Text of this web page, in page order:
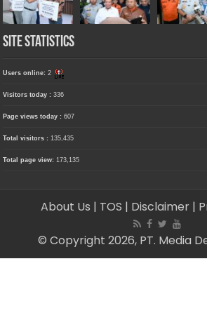
Site Statistics
Users online:2
Visitors today :336
Page views today :607
Total visitors :135,435
Total page view:173,135
About Us | TOS | Disclaimer |
© Copyright 2026, PT. Media